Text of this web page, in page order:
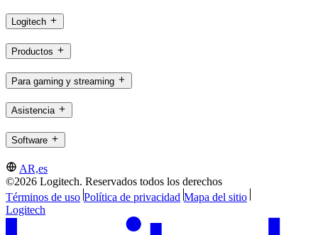
Logitech
Productos
Para gaming y streaming
Asistencia
Software
AR,es
©2026 Logitech. Reservados todos los derechos
Términos de uso Política de privacidad Mapa del sitio
Logitech